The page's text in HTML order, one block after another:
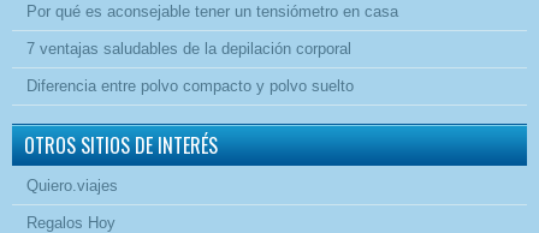
Por qué es aconsejable tener un tensiómetro en casa
7 ventajas saludables de la depilación corporal
Diferencia entre polvo compacto y polvo suelto
OTROS SITIOS DE INTERÉS
Quiero.viajes
Regalos Hoy